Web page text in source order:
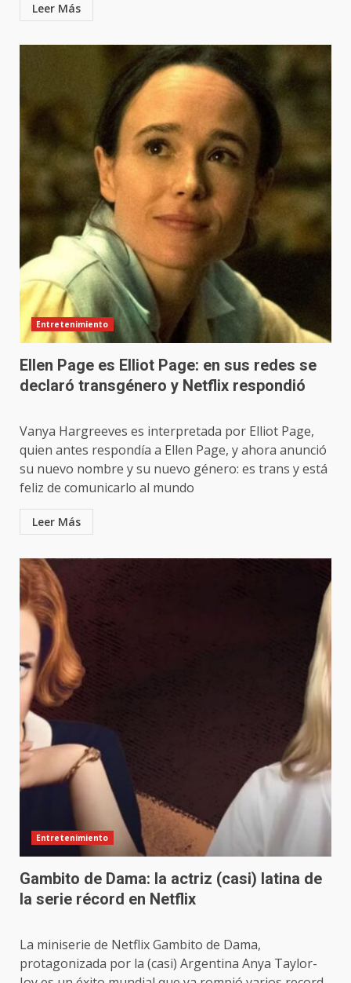
Leer Más
Entretenimiento
Ellen Page es Elliot Page: en sus redes se
declaró transgénero y Netflix respondió
Vanya Hargreeves es interpretada por Elliot Page,
quien antes respondía a Ellen Page, y ahora anunció
su nuevo nombre y su nuevo género: es trans y está
feliz de comunicarlo al mundo
Leer Más
Entretenimiento
Gambito de Dama: la actriz (casi) latina de
la serie récord en Netflix
La miniserie de Netflix Gambito de Dama,
protagonizada por la (casi) Argentina Anya Taylor-